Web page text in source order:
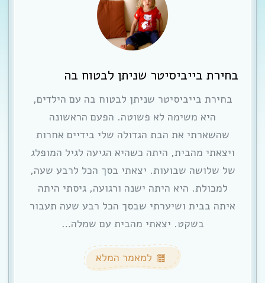
בחירת בייביסיטר שניתן לבטוח בה
בחירת בייביסיטר שניתן לבטוח בה עם הילדים,
היא משימה לא פשוטה. הפעם הראשונה
שהשארתי את הבת הגדולה שלי בידיים אחרות
ויצאתי מהבית, היתה כשהיא הגיעה לגיל המופלג
של שלושה שבועות. יצאתי בסך הכל לרבע שעה,
למכולת. היא היתה ישנה ורגועה, גיסתי היתה
איתה בבית ושיערתי שבסך הכל רבע שעה תעבור
בשקט. יצאתי מהבית עם שמלה…
למאמר המלא